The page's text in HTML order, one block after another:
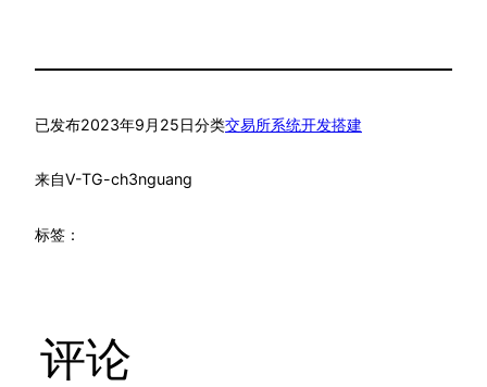
已发布2023年9月25日分类交易所系统开发搭建
来自V-TG-ch3nguang
标签：
评论